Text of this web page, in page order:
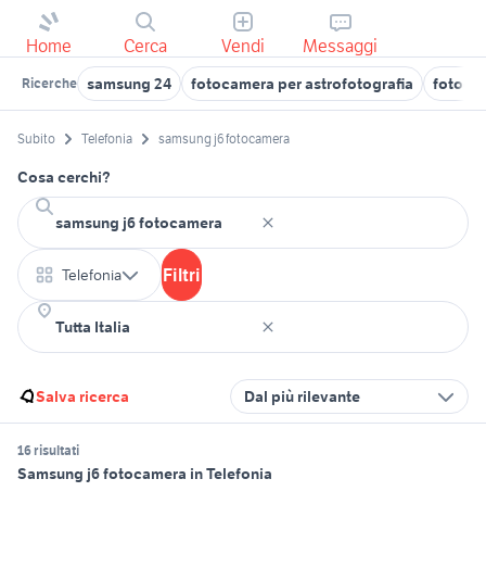
Home Cerca Vendi Messaggi
Ricerche samsung 24 fotocamera per astrofotografia
Subito Telefonia samsung j6 fotocamera
Cosa cerchi?
Telefonia Filtri
Salva ricerca Dal più rilevante
16 risultati
Samsung j6 fotocamera in Telefonia